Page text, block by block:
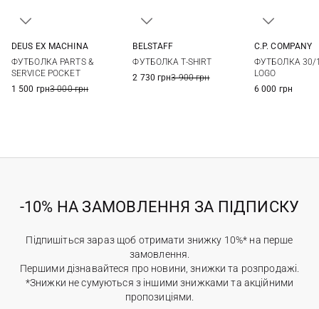
XXL
DEUS EX MACHINА
ФУТБОЛКА PARTS &
SERVICE POCKET
1 500 грн3 000 грн
BELSTAFF
ФУТБОЛКА T-SHIRT
2 730 грн3 900 грн
C.P. COMPANY
ФУТБОЛКА 30/1
LOGO
6 000 грн
-10% НА ЗАМОВЛЕННЯ ЗА ПІДПИСКУ
Підпишіться зараз щоб отримати знижку 10%* на перше
замовлення.
Першими дізнавайтеся про новини, знижки та розпродажі.
*Знижки не сумуються з іншими знижками та акційними
пропозиціями.